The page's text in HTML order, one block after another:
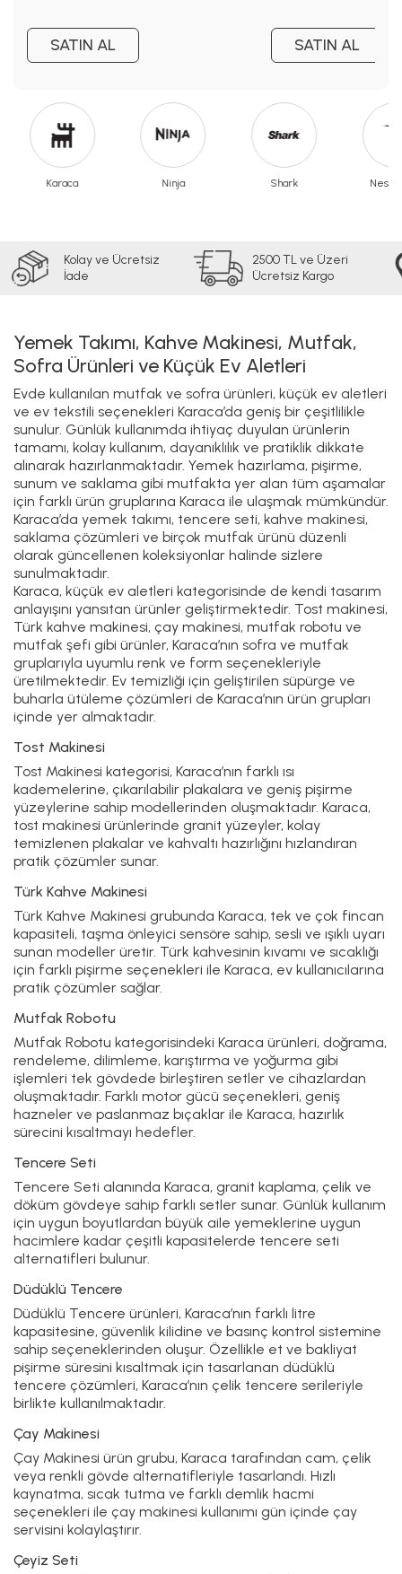
SATIN AL SATIN AL
Karaca Ninja Shark
Kolay ve Ücretsiz
İade
2500 TL ve Üzeri
Ücretsiz Kargo
Yemek Takımı, Kahve Makinesi, Mutfak,
Sofra Ürünleri ve Küçük Ev Aletleri
Evde kullanılan mutfak ve sofra ürünleri, küçük ev aletleri
ve ev tekstili seçenekleri Karaca’da geniş bir çeşitlilikle
sunulur. Günlük kullanımda ihtiyaç duyulan ürünlerin
tamamı, kolay kullanım, dayanıklılık ve pratiklik dikkate
alınarak hazırlanmaktadır. Yemek hazırlama, pişirme,
sunum ve saklama gibi mutfakta yer alan tüm aşamalar
için farklı ürün gruplarına Karaca ile ulaşmak mümkündür.
Karaca’da yemek takımı, tencere seti, kahve makinesi,
saklama çözümleri ve birçok mutfak ürünü düzenli
olarak güncellenen koleksiyonlar halinde sizlere
sunulmaktadır.
Karaca, küçük ev aletleri kategorisinde de kendi tasarım
anlayışını yansıtan ürünler geliştirmektedir. Tost makinesi,
Türk kahve makinesi, çay makinesi, mutfak robotu ve
mutfak şefi gibi ürünler, Karaca’nın sofra ve mutfak
gruplarıyla uyumlu renk ve form seçenekleriyle
üretilmektedir. Ev temizliği için geliştirilen süpürge ve
buharla ütüleme çözümleri de Karaca’nın ürün grupları
içinde yer almaktadır.
Tost Makinesi
Tost Makinesi kategorisi, Karaca’nın farklı ısı
kademelerine, çıkarılabilir plakalara ve geniş pişirme
yüzeylerine sahip modellerinden oluşmaktadır. Karaca,
tost makinesi ürünlerinde granit yüzeyler, kolay
temizlenen plakalar ve kahvaltı hazırlığını hızlandıran
pratik çözümler sunar.
Türk Kahve Makinesi
Türk Kahve Makinesi grubunda Karaca, tek ve çok fincan
kapasiteli, taşma önleyici sensöre sahip, sesli ve ışıklı uyarı
sunan modeller üretir. Türk kahvesinin kıvamı ve sıcaklığı
için farklı pişirme seçenekleri ile Karaca, ev kullanıcılarına
pratik çözümler sağlar.
Mutfak Robotu
Mutfak Robotu kategorisindeki Karaca ürünleri, doğrama,
rendeleme, dilimleme, karıştırma ve yoğurma gibi
işlemleri tek gövdede birleştiren setler ve cihazlardan
oluşmaktadır. Farklı motor gücü seçenekleri, geniş
hazneler ve paslanmaz bıçaklar ile Karaca, hazırlık
sürecini kısaltmayı hedefler.
Tencere Seti
Tencere Seti alanında Karaca, granit kaplama, çelik ve
döküm gövdeye sahip farklı setler sunar. Günlük kullanım
için uygun boyutlardan büyük aile yemeklerine uygun
hacimlere kadar çeşitli kapasitelerde tencere seti
alternatifleri bulunur.
Düdüklü Tencere
Düdüklü Tencere ürünleri, Karaca’nın farklı litre
kapasitesine, güvenlik kilidine ve basınç kontrol sistemine
sahip seçeneklerinden oluşur. Özellikle et ve bakliyat
pişirme süresini kısaltmak için tasarlanan düdüklü
tencere çözümleri, Karaca’nın çelik tencere serileriyle
birlikte kullanılmaktadır.
Çay Makinesi
Çay Makinesi ürün grubu, Karaca tarafından cam, çelik
veya renkli gövde alternatifleriyle tasarlandı. Hızlı
kaynatma, sıcak tutma ve farklı demlik hacmi
seçenekleri ile çay makinesi kullanımı gün içinde çay
servisini kolaylaştırır.
Çeyiz Seti